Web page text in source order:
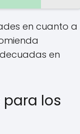
en cuanto a
en
los